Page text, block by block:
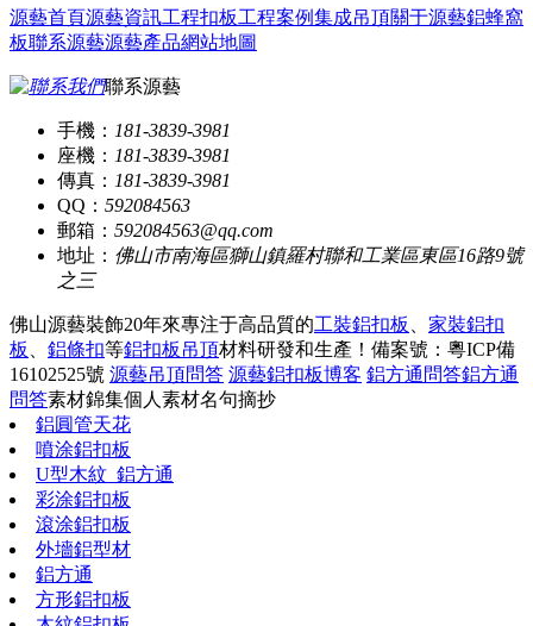
源藝首頁源藝資訊工程扣板工程案例集成吊頂關于源藝鋁蜂窩
板聯系源藝源藝產品網站地圖
聯系源藝
手機： 181-3839-3981
座機： 181-3839-3981
傳真： 181-3839-3981
QQ： 592084563
郵箱： 592084563@qq.com
地址： 佛山市南海區獅山鎮羅村聯和工業區東區16路9號
之三
佛山源藝裝飾20年來專注于高品質的工裝鋁扣板
家裝鋁扣
板
鋁條扣等鋁扣板吊頂材料研發和生產！ 備案號：粵ICP備
16102525號 源藝吊頂問答 源藝鋁扣板博客 鋁方通問答鋁方通
問答素材錦集個人素材名句摘抄
鋁圓管天花
噴涂鋁扣板
U型木紋_鋁方通
彩涂鋁扣板
滾涂鋁扣板
外墻鋁型材
鋁方通
方形鋁扣板